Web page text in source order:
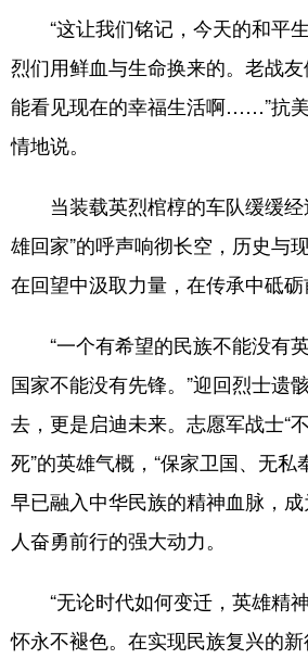
“这让我们铭记，今天的和平
烈们用鲜血与生命换来的。老战
能看见现在的幸福生活啊……”抗
情地说。
当装载英烈棺椁的车队缓缓经
雄回家”的呼声响彻长空，历史与
在回望中汲取力量，在传承中砥砺
“一个有希望的民族不能没有
国家不能没有先锋。”迎回烈士遗
去，更是启迪未来。志愿军战士“
死”的英雄气概，“保家卫国、无私
早已融入中华民族的精神血脉，
人奋勇前行的强大动力。
“无论时代如何变迁，英雄精
怀永不褪色。在实现民族复兴的